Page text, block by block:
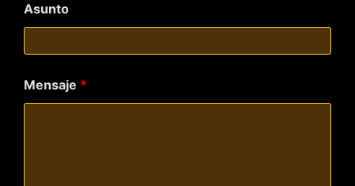
Asunto
Mensaje *